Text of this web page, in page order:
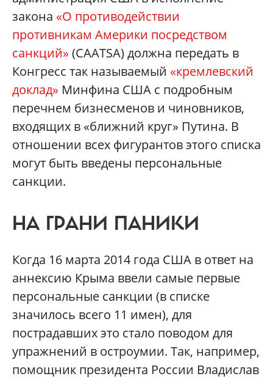
закона «О противодействии
противникам Америки посредством
санкций» (CAATSA) должна передать в
Конгресс так называемый «кремлевский
доклад» Минфина США с подробным
перечнем бизнесменов и чиновников,
входящих в «ближний круг» Путина. В
отношении всех фигурантов этого списка
могут быть введены персональные
санкции.
НА ГРАНИ ПАНИКИ
Когда 16 марта 2014 года США в ответ на
аннексию Крыма ввели самые первые
персональные санкции (в списке
значилось всего 11 имен), для
пострадавших это стало поводом для
упражнений в остроумии. Так, например,
помощник президента России Владислав